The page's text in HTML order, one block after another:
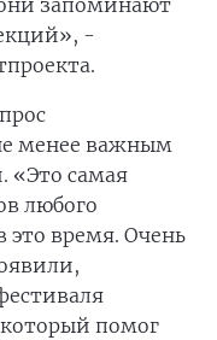
запоминают
-
менее важным
«Это самая
любого
это время. Очень
помог